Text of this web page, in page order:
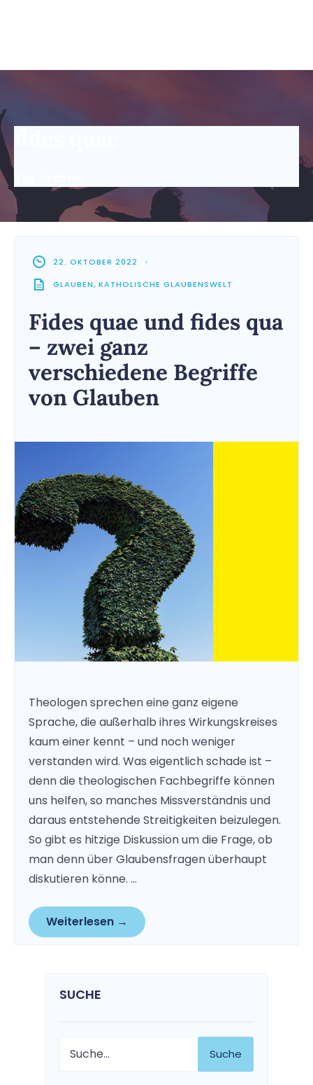
22. OKTOBER 2022
•
GLAUBEN, KATHOLISCHE GLAUBENSWELT
Fides quae und fides qua
– zwei ganz
verschiedene Begriffe
von Glauben
Theologen sprechen eine ganz eigene
Sprache, die außerhalb ihres Wirkungskreises
kaum einer kennt – und noch weniger
verstanden wird. Was eigentlich schade ist –
denn die theologischen Fachbegriffe können
uns helfen, so manches Missverständnis und
daraus entstehende Streitigkeiten beizulegen.
So gibt es hitzige Diskussion um die Frage, ob
man denn über Glaubensfragen überhaupt
diskutieren könne. …
Weiterlesen →
SUCHE
Suche